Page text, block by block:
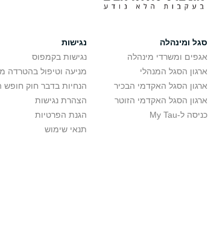
סגל ומינהלה
אגפים ומשרדי מינהלה
ארגון הסגל המנהלי
ארגון הסגל האקדמי הבכיר
ארגון הסגל האקדמי הזוטר
כניסה ל-My Tau
נגישות
נגישות בקמפוס
מניעה וטיפול בהטרדה
הנחיות בדבר חוק חופש
הצהרת נגישות
הגנת הפרטיות
תנאי שימוש